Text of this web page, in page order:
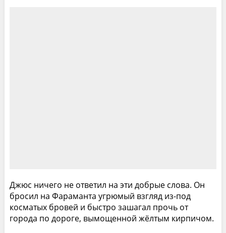
Джюс ничего не ответил на эти добрые слова. Он
бросил на Фараманта угрюмый взгляд из-под
косматых бровей и быстро зашагал прочь от
города по дороге, вымощенной жёлтым кирпичом.